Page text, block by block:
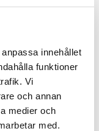
innehållet
funktioner
Vi
och annan
medier och
med.
plastdele er
ved 40